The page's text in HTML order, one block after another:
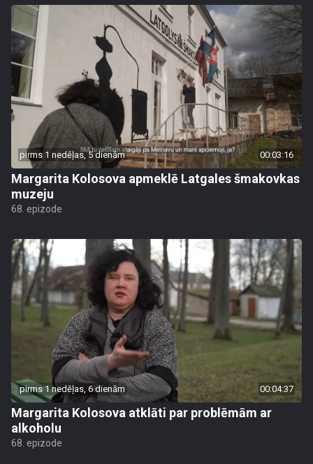
pirms 1 nedēļas, 5 dienām 00:03:16
Margarita Kolosova apmeklē Latgales šmakovkas
muzeju
68. epizode
pirms 1 nedēļas, 6 dienām 00:04:37
Margarita Kolosova atklāti par problēmām ar
alkoholu
68. epizode